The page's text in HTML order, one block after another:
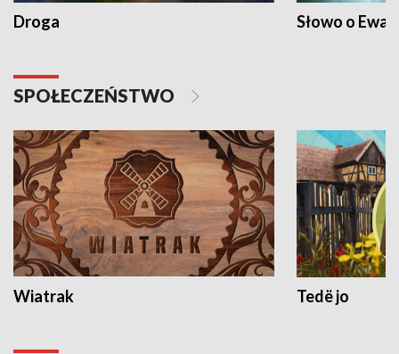
Droga Słowo o
SPOŁECZEŃSTWO
Wiatrak Tedë jo